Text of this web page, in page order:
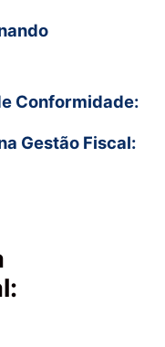
Conformidade:
Gestão Fiscal: